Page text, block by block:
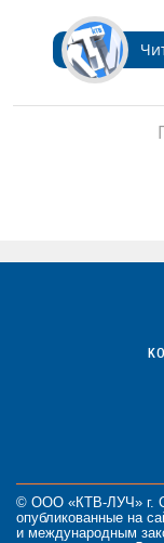
© ООО «КТВ-ЛУЧ» г.
опубликованные на
и международным